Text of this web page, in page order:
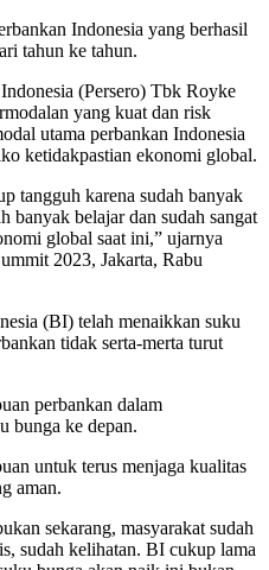
Indonesia yang berhasil
tahun ke tahun.
(Persero) Tbk Royke
yang kuat dan risk
utama perbankan Indonesia
ketidakpastian ekonomi global.
tangguh karena sudah banyak
banyak belajar dan sudah sangat
global saat ini,” ujarnya
2023, Jakarta, Rabu
(BI) telah menaikkan suku
tidak serta-merta turut
perbankan dalam
bunga ke depan.
untuk terus menjaga kualitas
aman.
sekarang, masyarakat sudah
sudah kelihatan. BI cukup lama